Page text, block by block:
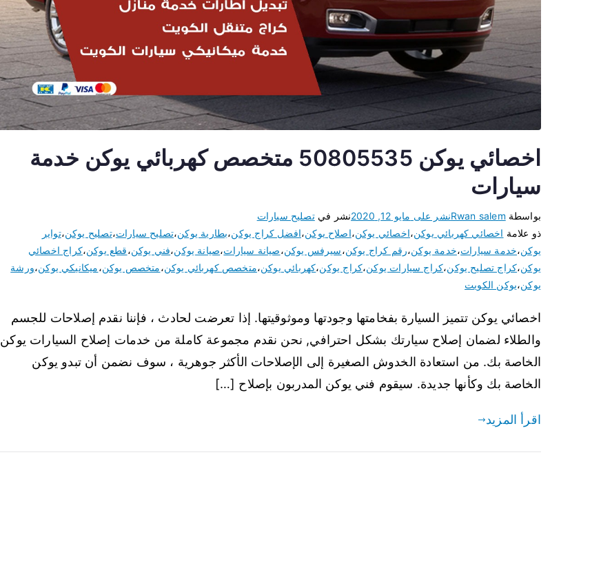
اخصائي يوكن 50805535 متخصص كهربائي يوكن خدمة
سيارات
بواسطة Rwan salemنشر على مايو 12, 2020 نشر فيتصليح سيارات
ذو علامة اخصائي كهربائي يوكن،اخصائي يوكن،اصلاح يوكن،افضل كراج يوكن،بطارية يوكن،تصليح سيارات،تصليح يوكن،تواير
يوكن،خدمة سيارات،خدمة يوكن،رقم كراج يوكن،سيرفس يوكن،صيانة سيارات،صيانة يوكن،فني يوكن،قطع يوكن،كراج اخصائي
يوكن،كراج تصليح يوكن،كراج سيارات يوكن،كراج يوكن،كهربائي يوكن،متخصص كهربائي يوكن،متخصص يوكن،ميكانيكي يوكن،ورشة
يوكن،يوكن الكويت
اخصائي يوكن تتميز السيارة بفخامتها وجودتها وموثوقيتها. إذا تعرضت لحادث ، فإننا نقدم إصلاحات للجسم
والطلاء لضمان إصلاح سيارتك بشكل احترافي, نحن نقدم مجموعة كاملة من خدمات إصلاح السيارات يوكن
الخاصة بك. من استعادة الخدوش الصغيرة إلى الإصلاحات الأكثر جوهرية ، سوف نضمن أن تبدو يوكن
الخاصة بك وكأنها جديدة. سيقوم فني يوكن المدربون بإصلاح […]
اقرأ المزيد